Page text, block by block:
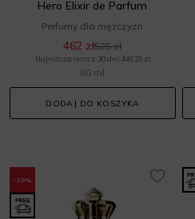
Hero Elixir de Parfum
Perfumy dla mężczyzn
462 zł525 zł
Najniższa cena z 30 dni: 446,25 zł
60 ml
DODAJ DO KOSZYKA
-20%